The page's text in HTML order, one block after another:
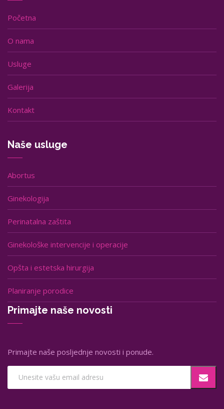
Početna
O nama
Usluge
Galerija
Kontakt
Naše usluge
Abortus
Ginekologija
Perinatalna zaštita
Ginekološke intervencije i operacije
Opšta i estetska hirurgija
Planiranje porodice
Primajte naše novosti
Primajte naše posljednje novosti i ponude.